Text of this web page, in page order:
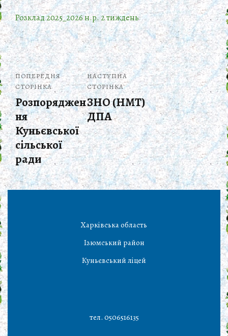
Розклад 2025_2026 н.р. 2 тиждень
ПОПЕРЕДНЯ
СТОРІНКА
Розпоряджен
ня
Куньєвської
сільської
ради
НАСТУПНА
СТОРІНКА
ЗНО (НМТ)
ДПА
Харківська область
Ізюмський район
Куньєвський ліцей
тел. 0506516135